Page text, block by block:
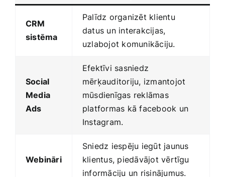
CRM
sistēma
Palīdz organizēt klientu
datus un interakcijas,
uzlabojot komunikāciju.
Social‍
Media
Ads
Efektīvi sasniedz
mērķauditoriju, izmantojot
mūsdienīgas reklāmas‌
platformas kā facebook un
Instagram.
Webināri
Sniedz iespēju iegūt ‍jaunus
klientus, piedāvājot vērtīgu
informāciju un risinājumus.